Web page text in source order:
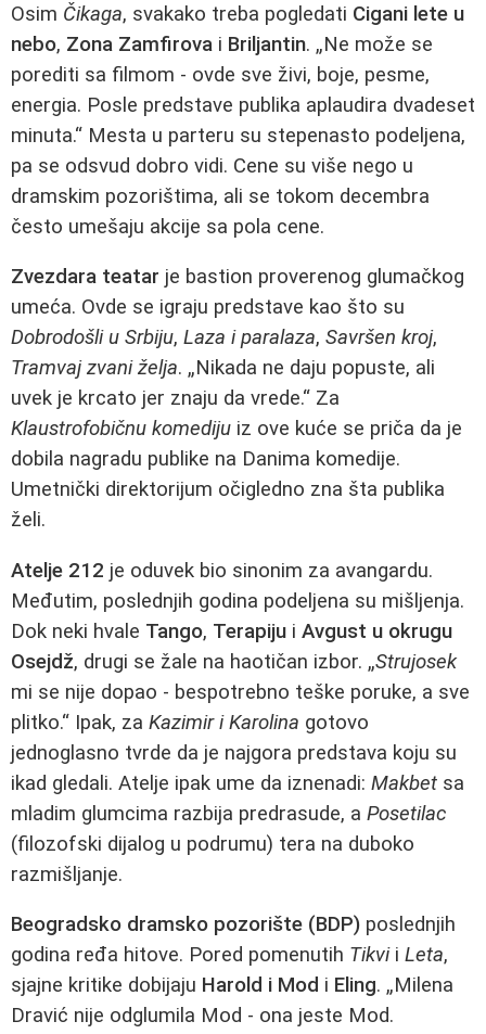
Osim Čikaga, svakako treba pogledati Cigani lete u
nebo, Zona Zamfirova i Briljantin. „Ne može se
porediti sa filmom - ovde sve živi, boje, pesme,
energia. Posle predstave publika aplaudira dvadeset
minuta.“ Mesta u parteru su stepenasto podeljena,
pa se odsvud dobro vidi. Cene su više nego u
dramskim pozorištima, ali se tokom decembra
često umešaju akcije sa pola cene.
Zvezdara teatar je bastion proverenog glumačkog
umeća. Ovde se igraju predstave kao što su
Dobrodošli u Srbiju, Laza i paralaza, Savršen kroj,
Tramvaj zvani želja. „Nikada ne daju popuste, ali
uvek je krcato jer znaju da vrede.“ Za
Klaustrofobičnu komediju iz ove kuće se priča da je
dobila nagradu publike na Danima komedije.
Umetnički direktorijum očigledno zna šta publika
želi.
Atelje 212 je oduvek bio sinonim za avangardu.
Međutim, poslednjih godina podeljena su mišljenja.
Dok neki hvale Tango, Terapiju i Avgust u okrugu
Osejdž, drugi se žale na haotičan izbor. „Strujosek
mi se nije dopao - bespotrebno teške poruke, a sve
plitko.“ Ipak, za Kazimir i Karolina gotovo
jednoglasno tvrde da je najgora predstava koju su
ikad gledali. Atelje ipak ume da iznenadi: Makbet sa
mladim glumcima razbija predrasude, a Posetilac
(filozofski dijalog u podrumu) tera na duboko
razmišljanje.
Beogradsko dramsko pozorište (BDP) poslednjih
godina ređa hitove. Pored pomenutih Tikvii Leta,
sjajne kritike dobijaju Harold i Mod i Eling. „Milena
Dravić nije odglumila Mod - ona jeste Mod.